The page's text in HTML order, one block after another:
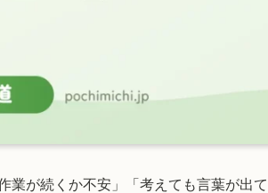
業が続くか不安」「考えても言葉が